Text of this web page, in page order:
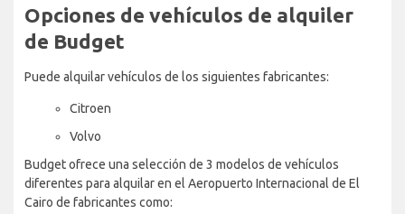
Opciones de vehículos de alquiler
de Budget
Puede alquilar vehículos de los siguientes fabricantes:
Citroen
Volvo
Budget ofrece una selección de 3 modelos de vehículos
diferentes para alquilar en el Aeropuerto Internacional de El
Cairo de fabricantes como: